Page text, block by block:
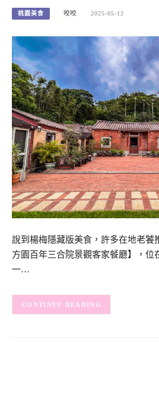
桃園美食 咬咬 2025-05-12
說到楊梅隱藏版美食，許多在地老饕
方園百年三合院景觀客家餐廳】，位
一…
CONTINUE READING